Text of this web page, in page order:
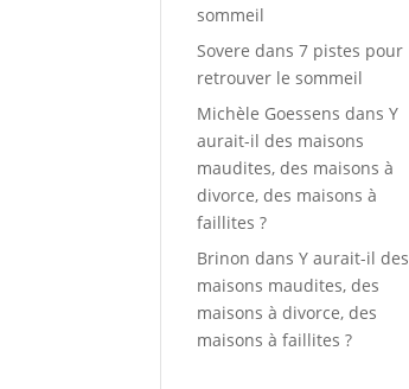
sommeil
Sovere dans7 pistes pour
retrouver le sommeil
Michèle Goessens dansY
aurait-il des maisons
maudites, des maisons à
divorce, des maisons à
faillites ?
Brinon dansY aurait-il des
maisons maudites, des
maisons à divorce, des
maisons à faillites ?